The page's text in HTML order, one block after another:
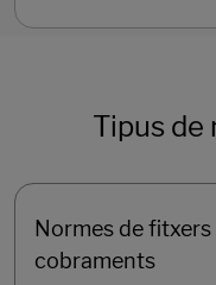
Tipus de
Normes de
cobraments